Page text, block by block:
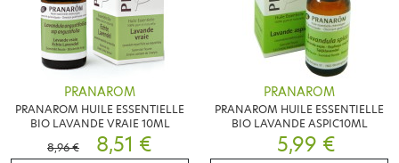
PRANAROM
PRANAROM HUILE ESSENTIELLE
BIO LAVANDE VRAIE 10ML
8,96 €
8,51 €
PRANAROM
PRANAROM HUILE ESSENTIELLE
BIO LAVANDE ASPIC10ML
5,99 €